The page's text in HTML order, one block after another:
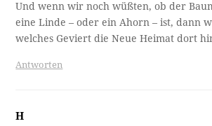
Und wenn wir noch wüßten, ob der
eine Linde – oder ein Ahorn – ist, dann
welches Geviert die Neue Heimat dort
Antworten
H